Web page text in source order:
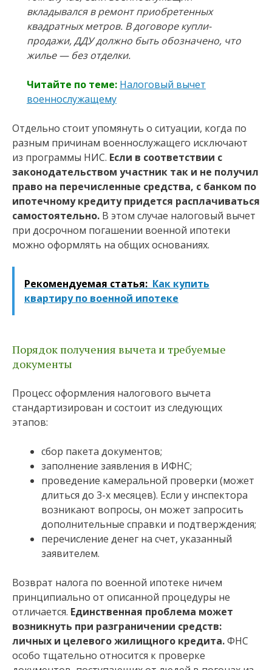
вкладывался в ремонт приобретенных
квадратных метров. В договоре купли-
продажи, ДДУ должно быть обозначено, что
жилье — без отделки.
Читайте по теме: Налоговый вычет
военнослужащему
Отдельно стоит упомянуть о ситуации, когда по
разным причинам военнослужащего исключают
из программы НИС. Если в соответствии с
законодательством участник так и не получил
право на перечисленные средства, с банком по
ипотечному кредиту придется расплачиваться
самостоятельно. В этом случае налоговый вычет
при досрочном погашении военной ипотеки
можно оформлять на общих основаниях.
Рекомендуемая статья: Как купить
квартиру по военной ипотеке
Порядок получения вычета и требуемые
документы
Процесс оформления налогового вычета
стандартизирован и состоит из следующих
этапов:
сбор пакета документов;
заполнение заявления в ИФНС;
проведение камеральной проверки (может
длиться до 3-х месяцев). Если у инспектора
возникают вопросы, он может запросить
дополнительные справки и подтверждения;
перечисление денег на счет, указанный
заявителем.
Возврат налога по военной ипотеке ничем
принципиально от описанной процедуры не
отличается. Единственная проблема может
возникнуть при разграничении средств:
личных и целевого жилищного кредита.ФНС
особо тщательно относится к проверке